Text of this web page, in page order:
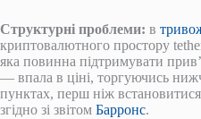
Структурні проблеми: в
криптовалютного простору
яка повинна підтримувати
— впала в ціні, торгуючись
пунктах, перш ніж встановитися
згідно зі звітом Барронс.